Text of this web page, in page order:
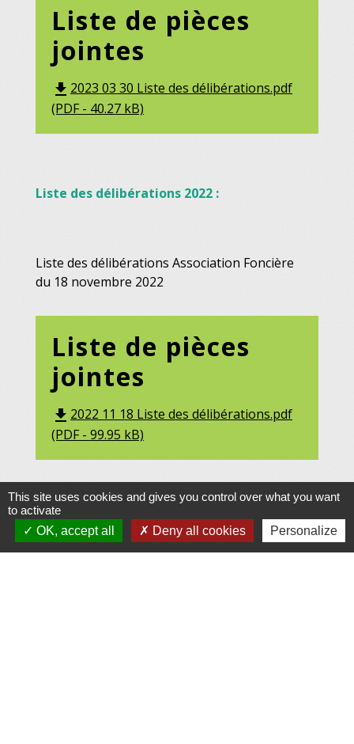
Liste de pièces
jointes
file_download 2023 03 30 Liste des délibérations.pdf
(PDF - 40.27 kB)
Liste des délibérations 2022 :
Liste des délibérations Association Foncière
du 18 novembre 2022
Liste de pièces
jointes
file_download 2022 11 18 Liste des délibérations.pdf
(PDF - 99.95 kB)
This site uses cookies and gives you control over what you want
to activate
OK, accept all
Deny all cookies Personalize